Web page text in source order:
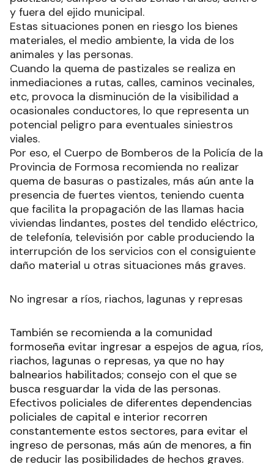
y fuera del ejido municipal.
Estas situaciones ponen en riesgo los bienes
materiales, el medio ambiente, la vida de los
animales y las personas.
Cuando la quema de pastizales se realiza en
inmediaciones a rutas, calles, caminos vecinales,
etc, provoca la disminución de la visibilidad a
ocasionales conductores, lo que representa un
potencial peligro para eventuales siniestros
viales.
Por eso, el Cuerpo de Bomberos de la Policía de la
Provincia de Formosa recomienda no realizar
quema de basuras o pastizales, más aún ante la
presencia de fuertes vientos, teniendo cuenta
que facilita la propagación de las llamas hacia
viviendas lindantes, postes del tendido eléctrico,
de telefonía, televisión por cable produciendo la
interrupción de los servicios con el consiguiente
daño material u otras situaciones más graves.
No ingresar a ríos, riachos, lagunas y represas
También se recomienda a la comunidad
formoseña evitar ingresar a espejos de agua, ríos,
riachos, lagunas o represas, ya que no hay
balnearios habilitados; consejo con el que se
busca resguardar la vida de las personas.
Efectivos policiales de diferentes dependencias
policiales de capital e interior recorren
constantemente estos sectores, para evitar el
ingreso de personas, más aún de menores, a fin
de reducir las posibilidades de hechos graves.